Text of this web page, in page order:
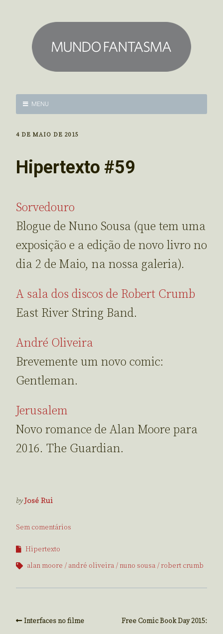
MENU
4 DE MAIO DE 2015
Hipertexto #59
Sorvedouro
Blogue de Nuno Sousa (que tem uma
exposição e a edição de novo livro no
dia 2 de Maio, na nossa galeria).
A sala dos discos de Robert Crumb
East River String Band.
André Oliveira
Brevemente um novo comic:
Gentleman.
Jerusalem
Novo romance de Alan Moore para
2016. The Guardian.
byJosé Rui
Sem comentários
Hipertexto
alan moore
andré oliveira nuno sousa robert crumb
Interfaces no filme Free Comic Book Day 2015: